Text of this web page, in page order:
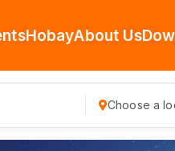
HobayAbout Us
Choose a